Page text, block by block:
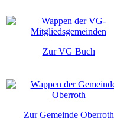
Zur VG Buch
Zur Gemeinde Oberroth